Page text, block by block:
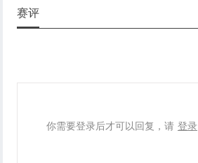
赛评
你需要登录后才可以回复，请 登录